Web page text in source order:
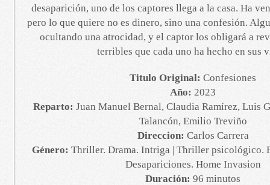
desaparición, uno de los captores llega a la casa. Ha
pero lo que quiere no es dinero, sino una confesión.
ocultando una atrocidad, y el captor los obligará a
terribles que cada uno ha hecho en sus
Titulo Original: Confesiones
Año: 2023
Reparto: Juan Manuel Bernal, Claudia Ramírez, Luis
Talancón, Emilio Treviño
Direccion: Carlos Carrera
Género: Thriller. Drama. Intriga | Thriller psicológico.
Desapariciones. Home Invasion
Duración: 96 minutos